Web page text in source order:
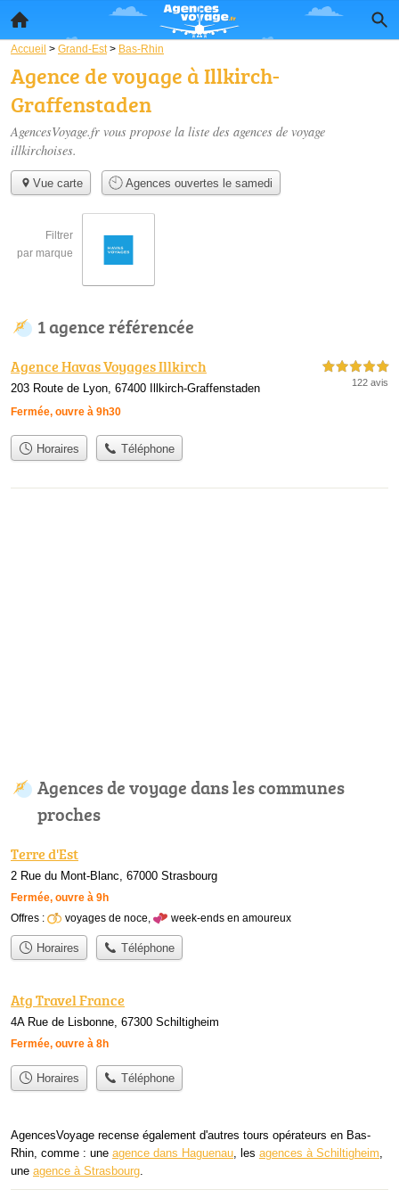
Accueil > Grand-Est > Bas-Rhin
Agence de voyage à Illkirch-
Graffenstaden
AgencesVoyage.fr vous propose la liste des agences de voyage
illkirchoises.
Vue carte Agences ouvertes le samedi
Filtrer
par marque
1 agence référencée
Agence Havas Voyages Illkirch
203 Route de Lyon, 67400 Illkirch-Graffenstaden
Fermée, ouvre à 9h30
5,0 étoiles sur 5
122 avis
Horaires Téléphone
Agences de voyage dans les communes
proches
Terre d'Est
2 Rue du Mont-Blanc, 67000 Strasbourg
Fermée, ouvre à 9h
Offres :
voyages de noce week-ends en amoureux
Horaires Téléphone
Atg Travel France
4A Rue de Lisbonne, 67300 Schiltigheim
Fermée, ouvre à 8h
Horaires Téléphone
AgencesVoyage recense également d'autres tours opérateurs en Bas-
Rhin, comme : une agence dans Haguenau , les agences à Schiltigheim
une agence à Strasbourg